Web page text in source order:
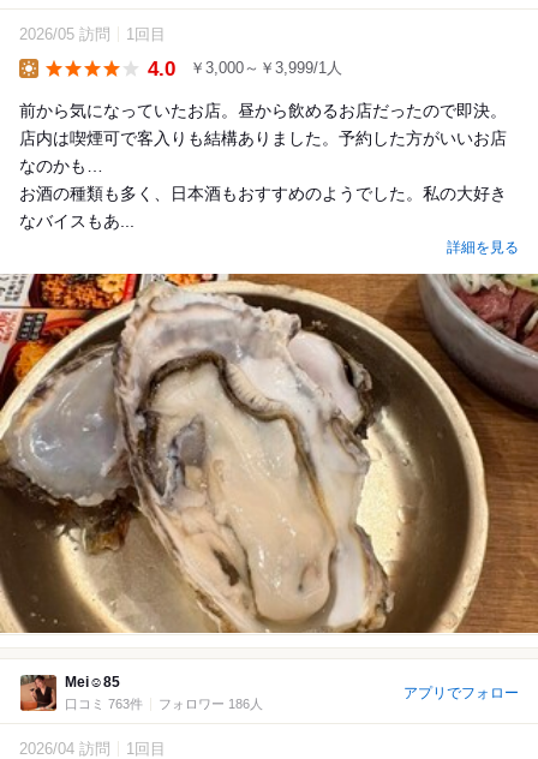
2026/05 訪問 1回目
4.0 ￥3,000～￥3,999/1人
前から気になっていたお店。昼から飲めるお店だったので即決。
店内は喫煙可で客入りも結構ありました。予約した方がいいお店
なのかも…
お酒の種類も多く、日本酒もおすすめのようでした。私の大好き
なバイスもあ...
詳細を見る
Mei☺︎85
口コミ 763件 フォロワー 186人
アプリでフォロー
2026/04 訪問 1回目